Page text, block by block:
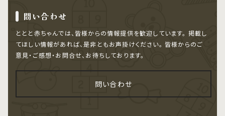
問い合わせ
ととと赤ちゃんでは、皆様からの情報提供を歓迎しています。 掲載し
てほしい情報があれば、是非ともお声掛けください。 皆様からのご
意見・ご感想・お問合せ、お待ちしております。
問い合わせ